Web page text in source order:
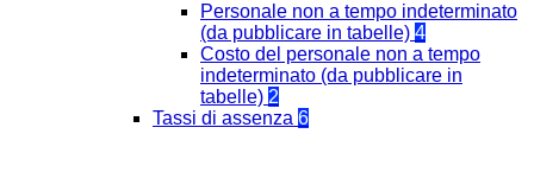
Personale non a tempo indeterminato
(da pubblicare in tabelle) 4
Costo del personale non a tempo
indeterminato (da pubblicare in
tabelle) 2
Tassi di assenza 6